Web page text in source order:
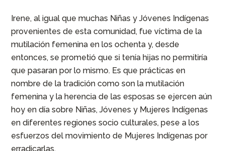
Irene, al igual que muchas Niñas y Jóvenes Indígenas
provenientes de esta comunidad, fue víctima de la
mutilación femenina en los ochenta y, desde
entonces, se prometió que si tenía hijas no permitiría
que pasaran por lo mismo. Es que prácticas en
nombre de la tradición como son la mutilación
femenina y la herencia de las esposas se ejercen aún
hoy en día sobre Niñas, Jóvenes y Mujeres Indígenas
en diferentes regiones socio culturales, pese a los
esfuerzos del movimiento de Mujeres Indígenas por
erradicarlas.